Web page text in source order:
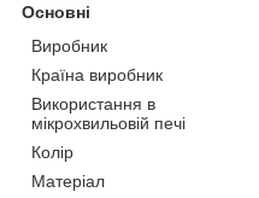
Основні
Виробник
Країна виробник
Використання в
мікрохвильовій печі
Колір
Матеріал